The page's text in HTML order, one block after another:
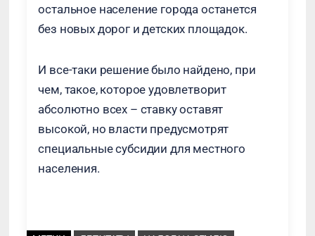
остальное население города останется
без новых дорог и детских площадок.
И все-таки решение было найдено, при
чем, такое, которое удовлетворит
абсолютно всех – ставку оставят
высокой, но власти предусмотрят
специальные субсидии для местного
населения.